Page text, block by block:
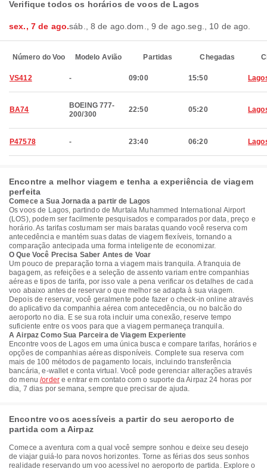
Verifique todos os horários de voos de Lagos
sex., 7 de ago.sáb., 8 de ago.dom., 9 de ago.seg., 10 de ago.
Número do Voo Modelo Avião Partidas Chegadas
VS412 - 09:00 15:50
BA74
BOEING 777-
200/300
22:50 05:20
P47578 - 23:40 06:20
Encontre a melhor viagem e tenha a experiência de viagem
perfeita
Comece a Sua Jornada a partir de Lagos
Os voos de Lagos, partindo de Murtala Muhammed International Airport
(LOS), podem ser facilmente pesquisados e comparados por data, preço e
horário. As tarifas costumam ser mais baratas quando você reserva com
antecedência e mantém suas datas de viagem flexíveis, tornando a
comparação antecipada uma forma inteligente de economizar.
O Que Você Precisa Saber Antes de Voar
Um pouco de preparação torna a viagem mais tranquila. A franquia de
bagagem, as refeições e a seleção de assento variam entre companhias
aéreas e tipos de tarifa, por isso vale a pena verificar os detalhes de cada
voo abaixo antes de reservar o que melhor se adapta à sua viagem.
Depois de reservar, você geralmente pode fazer o check-in online através
do aplicativo da companhia aérea com antecedência, ou no balcão do
aeroporto no dia. E se sua rota incluir uma conexão, reserve tempo
suficiente entre os voos para que a viagem permaneça tranquila.
A Airpaz Como Sua Parceira de Viagem Experiente
Encontre voos de Lagos em uma única busca e compare tarifas, horários e
opções de companhias aéreas disponíveis. Complete sua reserva com
mais de 100 métodos de pagamento locais, incluindo transferência
bancária, e-wallet e conta virtual. Você pode gerenciar alterações através
do menu/ordere entrar em contato com o suporte da Airpaz 24 horas por
dia, 7 dias por semana, sempre que precisar de ajuda.
Encontre voos acessíveis a partir do seu aeroporto de
partida com a Airpaz
Comece a aventura com a qual você sempre sonhou e deixe seu desejo
de viajar guiá-lo para novos horizontes. Torne as férias dos seus sonhos
realidade reservando um voo acessível no aeroporto de partida. Explore o